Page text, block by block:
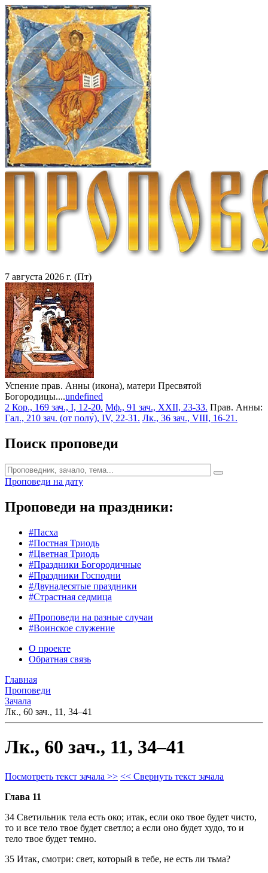
7 августа 2026 г. (Пт)
Успение прав. Анны (икона), матери Пресвятой
Богородицы....undefined
2 Кор., 169 зач., I, 12-20. Мф., 91 зач., XXII, 23-33. Прав. Анны:
Гал., 210 зач. (от полу́), IV, 22-31. Лк., 36 зач., VIII, 16-21.
Поиск проповеди
Проповеди на дату
Проповеди на праздники:
#Пасха
#Постная Триодь
#Цветная Триодь
#Праздники Богородичные
#Праздники Господни
#Двунадесятые праздники
#Страстная седмица
#Проповеди на разные случаи
#Воинское служение
О проекте
Обратная связь
Главная
Проповеди
Зачала
Лк., 60 зач., 11, 34–41
Лк., 60 зач., 11, 34–41
Посмотреть текст зачала >> << Свернуть текст зачала
Глава 11
34 Светильник тела есть око; итак, если око твое будет чисто,
то и все тело твое будет светло; а если оно будет худо, то и
тело твое будет темно.
35 Итак, смотри: свет, который в тебе, не есть ли тьма?